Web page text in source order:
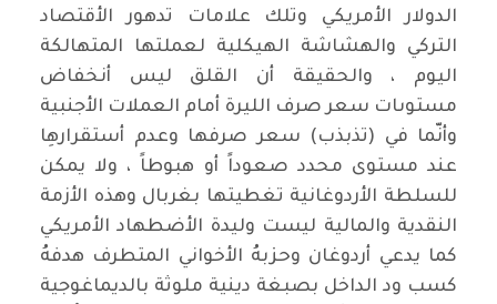
الدولار الأمريكي وتلك علامات تدهور الأقتصاد
التركي والهشاشة الهيكلية لعملتها المتهالكة
اليوم ، والحقيقة أن القلق ليس أنخفاض
مستوىات سعر صرف الليرة أمام العملات الأجنبية
وأنّما في (تذبذب) سعر صرفها وعدم أستقرارهِا
عند مستوى محدد صعوداً أو هبوطاً ، ولا يمكن
للسلطة الأردوغانية تغطيتها بغربال وهذه الأزمة
النقدية والمالية ليست وليدة الأضطهاد الأمريكي
كما يدعي أردوغان وحزبهُ الأخواني المتطرف هدفهُ
كسب ود الداخل بصبغة دينية ملوثة بالديماغوجية